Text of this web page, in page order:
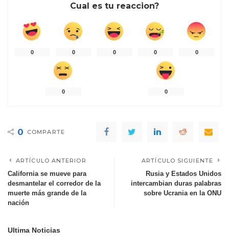
Cual es tu reaccion?
0 0 0 0 0
0 0
0 COMPARTE
ARTÍCULO ANTERIOR
California se mueve para
desmantelar el corredor de la
muerte más grande de la
nación
ARTÍCULO SIGUIENTE
Rusia y Estados Unidos
intercambian duras palabras
sobre Ucrania en la ONU
Ultima Noticias